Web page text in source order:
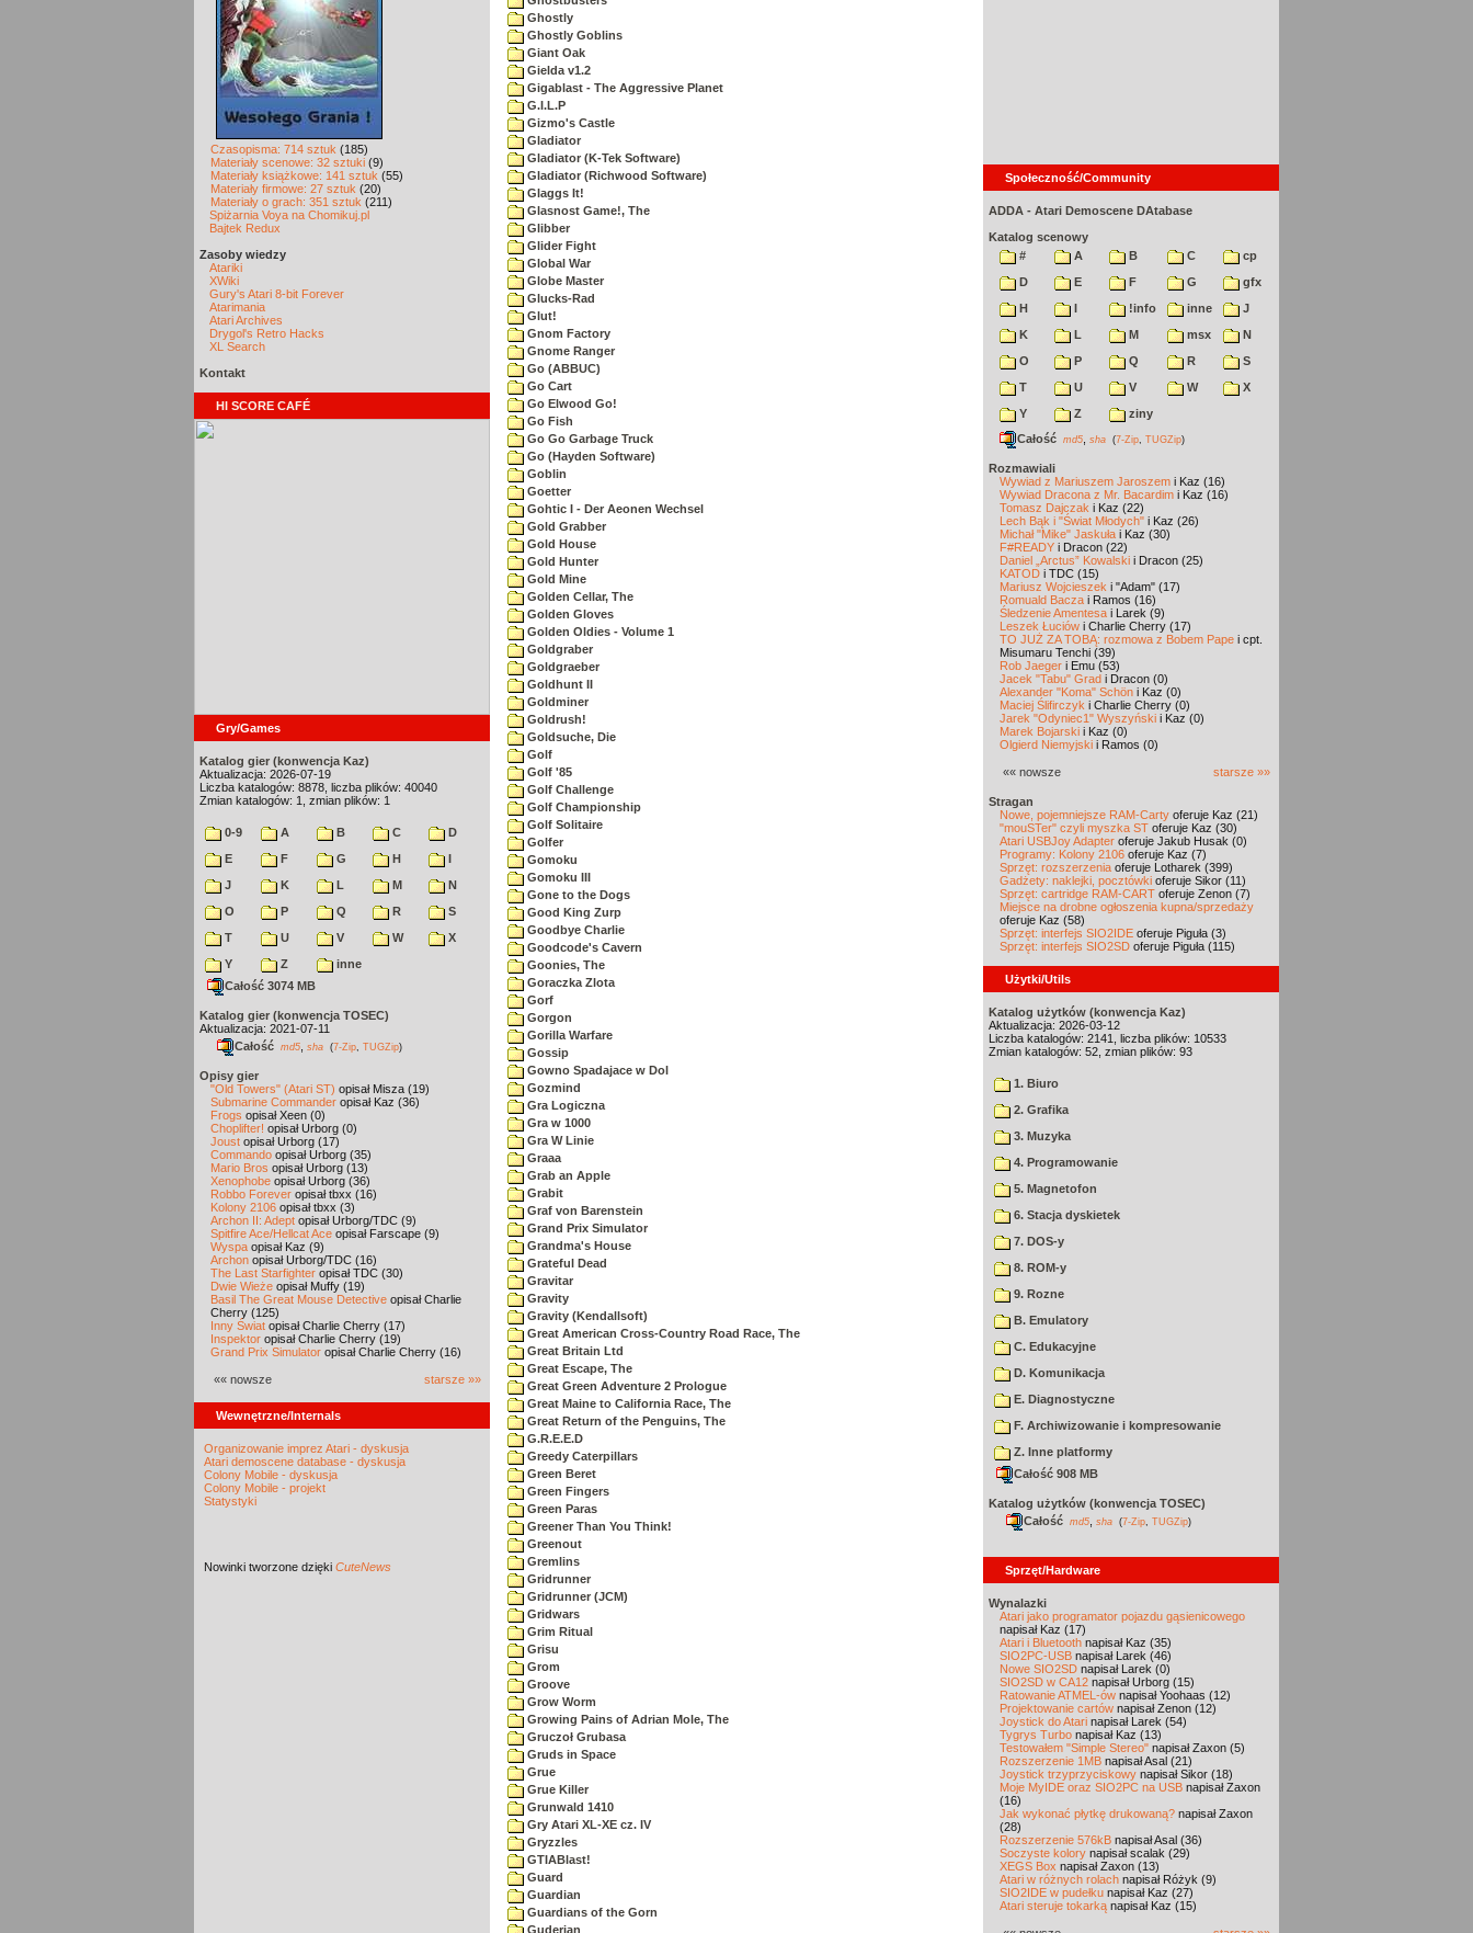
Czasopisma: 714 sztuk (185)
Materiały scenowe: 32 sztuki (9)
Materiały książkowe: 141 sztuk (55)
Materiały firmowe: 27 sztuk (20)
Materiały o grach: 351 sztuk (211)
Spiżarnia Voya na Chomikuj.pl
Bajtek Redux
Zasoby wiedzy
Atariki
XWiki
Gury's Atari 8-bit Forever
Atarimania
Atari Archives
Drygol's Retro Hacks
XL Search
Kontakt
HI SCORE CAFÉ
Gry/Games
Katalog gier (konwencja Kaz)
Aktualizacja: 2026-07-19
Liczba katalogów: 8878, liczba plików: 40040
Zmian katalogów: 1, zmian plików: 1
0-9 A B C
D
E
F G H
I
J
K L M
N
O
P Q R
S
T
U V W
X
Y
Z
inne
Całość 3074 MB
Katalog gier (konwencja TOSEC)
Aktualizacja: 2021-07-11
Całość md5 sha (7-Zip TUGZip)
Opisy gier
"Old Towers" (Atari ST) opisał Misza (19)
Submarine Commander opisał Kaz (36)
Frogs opisał Xeen (0)
Choplifter! opisał Urborg (0)
Joust opisał Urborg (17)
Commando opisał Urborg (35)
Mario Bros opisał Urborg (13)
Xenophobe opisał Urborg (36)
Robbo Forever opisał tbxx (16)
Kolony 2106 opisał tbxx (3)
Archon II: Adept opisał Urborg/TDC (9)
Spitfire Ace/Hellcat Ace opisał Farscape (9)
Wyspa opisał Kaz (9)
Archon opisał Urborg/TDC (16)
The Last Starfighter opisał TDC (30)
Dwie Wieże opisał Muffy (19)
Basil The Great Mouse Detective opisał Charlie
Cherry (125)
Inny Świat opisał Charlie Cherry (17)
Inspektor opisał Charlie Cherry (19)
Grand Prix Simulator opisał Charlie Cherry (16)
«« nowsze starsze »»
Wewnętrzne/Internals
Organizowanie imprez Atari - dyskusja
Atari demoscene database - dyskusja
Colony Mobile - dyskusja
Colony Mobile - projekt
Statystyki
Nowinki tworzone dzięki CuteNews
Ghostly
Ghostly Goblins
Giant Oak
Gielda v1.2
Gigablast - The Aggressive Planet
G.I.L.P
Gizmo's Castle
Gladiator
Gladiator (K-Tek Software)
Gladiator (Richwood Software)
Glaggs It!
Glasnost Game!, The
Glibber
Glider Fight
Global War
Globe Master
Glucks-Rad
Glut!
Gnom Factory
Gnome Ranger
Go (ABBUC)
Go Cart
Go Elwood Go!
Go Fish
Go Go Garbage Truck
Go (Hayden Software)
Goblin
Goetter
Gohtic I - Der Aeonen Wechsel
Gold Grabber
Gold House
Gold Hunter
Gold Mine
Golden Cellar, The
Golden Gloves
Golden Oldies - Volume 1
Goldgraber
Goldgraeber
Goldhunt II
Goldminer
Goldrush!
Goldsuche, Die
Golf
Golf '85
Golf Challenge
Golf Championship
Golf Solitaire
Golfer
Gomoku
Gomoku III
Gone to the Dogs
Good King Zurp
Goodbye Charlie
Goodcode's Cavern
Goonies, The
Goraczka Zlota
Gorf
Gorgon
Gorilla Warfare
Gossip
Gowno Spadajace w Dol
Gozmind
Gra Logiczna
Gra w 1000
Gra W Linie
Graaa
Grab an Apple
Grabit
Graf von Barenstein
Grand Prix Simulator
Grandma's House
Grateful Dead
Gravitar
Gravity
Gravity (Kendallsoft)
Great American Cross-Country Road Race, The
Great Britain Ltd
Great Escape, The
Great Green Adventure 2 Prologue
Great Maine to California Race, The
Great Return of the Penguins, The
G.R.E.E.D
Greedy Caterpillars
Green Beret
Green Fingers
Green Paras
Greener Than You Think!
Greenout
Gremlins
Gridrunner
Gridrunner (JCM)
Gridwars
Grim Ritual
Grisu
Grom
Groove
Grow Worm
Growing Pains of Adrian Mole, The
Gruczoł Grubasa
Gruds in Space
Grue
Grue Killer
Grunwald 1410
Gry Atari XL-XE cz. IV
Gryzzles
GTIABlast!
Guard
Guardian
Guardians of the Gorn
Guderian
Społeczność/Community
ADDA - Atari Demoscene DAtabase
Katalog scenowy
#
A B C
cp
D
E F G
gfx
H
I !info inne
J
K
L M msx
N
O
P Q R
S
T
U V W
X
Y
Z
ziny
Całość md5 sha (7-Zip TUGZip)
Rozmawiali
Wywiad z Mariuszem Jaroszem i Kaz (16)
Wywiad Dracona z Mr. Bacardim i Kaz (16)
Tomasz Dajczak i Kaz (22)
Lech Bąk i "Świat Młodych" i Kaz (26)
Michał "Mike" Jaskuła i Kaz (30)
F#READY i Dracon (22)
Daniel „Arctus” Kowalski i Dracon (25)
KATOD i TDC (15)
Mariusz Wojcieszek i "Adam" (17)
Romuald Bacza i Ramos (16)
Śledzenie Amentesa i Larek (9)
Leszek Łuciów i Charlie Cherry (17)
TO JUŻ ZA TOBĄ: rozmowa z Bobem Pape i cpt.
Misumaru Tenchi (39)
Rob Jaeger i Emu (53)
Jacek "Tabu" Grad i Dracon (0)
Alexander "Koma" Schön i Kaz (0)
Maciej Ślifirczyk i Charlie Cherry (0)
Jarek "Odyniec1" Wyszyński i Kaz (0)
Marek Bojarski i Kaz (0)
Olgierd Niemyjski i Ramos (0)
«« nowsze starsze »»
Stragan
Nowe, pojemniejsze RAM-Carty oferuje Kaz (21)
"mouSTer" czyli myszka ST oferuje Kaz (30)
Atari USBJoy Adapter oferuje Jakub Husak (0)
Programy: Kolony 2106 oferuje Kaz (7)
Sprzęt: rozszerzenia oferuje Lotharek (399)
Gadżety: naklejki, pocztówki oferuje Sikor (11)
Sprzęt: cartridge RAM-CART oferuje Zenon (7)
Miejsce na drobne ogłoszenia kupna/sprzedaży
oferuje Kaz (58)
Sprzęt: interfejs SIO2IDE oferuje Piguła (3)
Sprzęt: interfejs SIO2SD oferuje Piguła (115)
Użytki/Utils
Katalog użytków (konwencja Kaz)
Aktualizacja: 2026-03-12
Liczba katalogów: 2141, liczba plików: 10533
Zmian katalogów: 52, zmian plików: 93
1. Biuro
2. Grafika
3. Muzyka
4. Programowanie
5. Magnetofon
6. Stacja dyskietek
7. DOS-y
8. ROM-y
9. Rozne
B. Emulatory
C. Edukacyjne
D. Komunikacja
E. Diagnostyczne
F. Archiwizowanie i kompresowanie
Z. Inne platformy
Całość 908 MB
Katalog użytków (konwencja TOSEC)
Całość md5 sha (7-Zip TUGZip)
Sprzęt/Hardware
Wynalazki
Atari jako programator pojazdu gąsienicowego
napisał Kaz (17)
Atari i Bluetooth napisał Kaz (35)
SIO2PC-USB napisał Larek (46)
Nowe SIO2SD napisał Larek (0)
SIO2SD w CA12 napisał Urborg (15)
Ratowanie ATMEL-ów napisał Yoohaas (12)
Projektowanie cartów napisał Zenon (12)
Joystick do Atari napisał Larek (54)
Tygrys Turbo napisał Kaz (13)
Testowałem "Simple Stereo" napisał Zaxon (5)
Rozszerzenie 1MB napisał Asal (21)
Joystick trzyprzyciskowy napisał Sikor (18)
Moje MyIDE oraz SIO2PC na USB napisał Zaxon
(16)
Jak wykonać płytkę drukowaną? napisał Zaxon
(28)
Rozszerzenie 576kB napisał Asal (36)
Soczyste kolory napisał scalak (29)
XEGS Box napisał Zaxon (13)
Atari w różnych rolach napisał Różyk (9)
SIO2IDE w pudełku napisał Kaz (27)
Atari steruje tokarką napisał Kaz (15)